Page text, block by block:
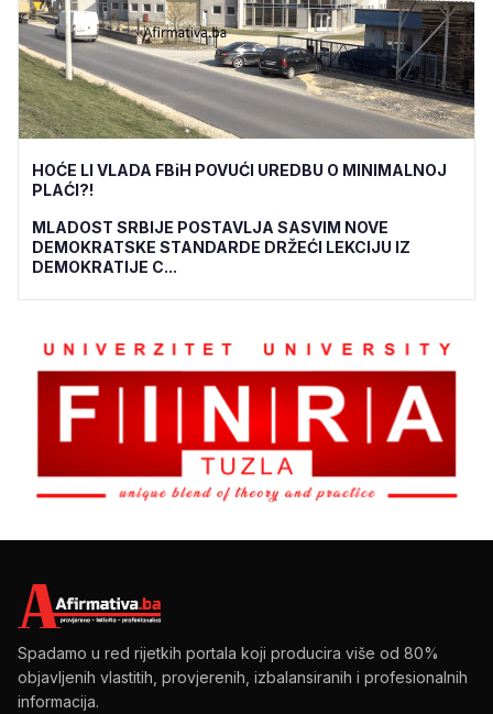
HOĆE LI VLADA FBiH POVUĆI UREDBU O MINIMALNOJ
PLAĆI?!
MLADOST SRBIJE POSTAVLJA SASVIM NOVE
DEMOKRATSKE STANDARDE DRŽEĆI LEKCIJU IZ
DEMOKRATIJE C...
Spadamo u red rijetkih portala koji producira više od 80%
objavljenih vlastitih, provjerenih, izbalansiranih i profesionalnih
informacija.